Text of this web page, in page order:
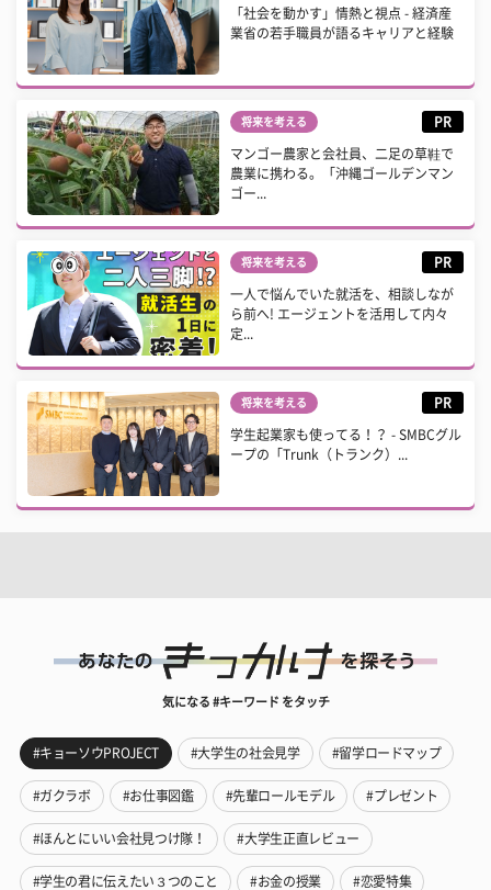
「社会を動かす」情熱と視点 - 経済産
業省の若手職員が語るキャリアと経験
将来を考える PR
マンゴー農家と会社員、二足の草鞋で
農業に携わる。「沖縄ゴールデンマン
ゴー...
将来を考える PR
一人で悩んでいた就活を、相談しなが
ら前へ! エージェントを活用して内々
定...
将来を考える PR
学生起業家も使ってる！？ - SMBCグル
ープの「Trunk（トランク）...
気になる #キーワード をタッチ
#キョーソウPROJECT #大学生の社会見学 #留学ロードマップ
#ガクラボ #お仕事図鑑 #先輩ロールモデル #プレゼント
#ほんとにいい会社見つけ隊！ #大学生正直レビュー
#学生の君に伝えたい３つのこと #お金の授業 #恋愛特集